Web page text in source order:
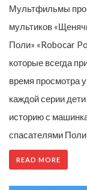
Мультфильмы про
мультиков
Поли» «Robocar
которые всегда
время просмотра
каждой серии
историю с
спасателями
READ MORE